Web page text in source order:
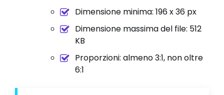
Dimensione minima: 196 x 36 px
Dimensione massima del file: 512
KB
Proporzioni: almeno 3:1, non oltre
6:1